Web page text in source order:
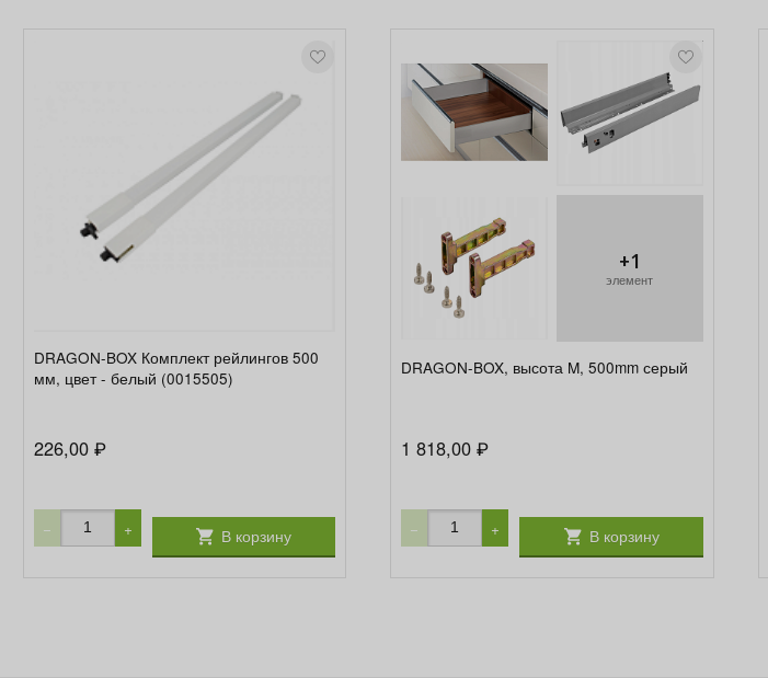
DRAGON-BOX Комплект рейлингов 500
мм, цвет - белый (0015505)
226,00 ₽
− + В корзину
+1
элемент
DRAGON-BOX, высота M, 500mm серый
1 818,00₽
− + В корзину